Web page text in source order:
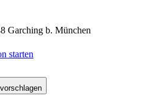
Garching b. München
starten